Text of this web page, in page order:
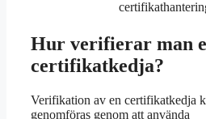
Hur verifierar man
certifikatkedja?
Verifikation av en certifikatkedja
genomföras genom att använda